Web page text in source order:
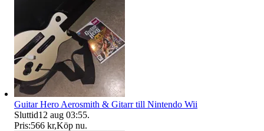
Guitar Hero Aerosmith & Gitarr till Nintendo Wii
Sluttid12 aug 03:55.
Pris:566 kr,Köp nu.